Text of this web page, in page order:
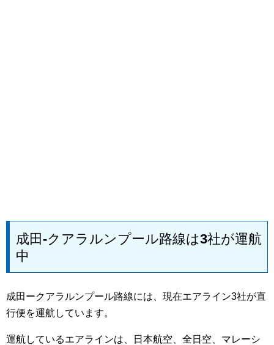
成田-クアラルンプール路線は3社が運航
中
成田ークアラルンプール路線には、現在エアライン3社が直
行便を運航しています。
運航しているエアラインは、日本航空、全日空、マレーシ